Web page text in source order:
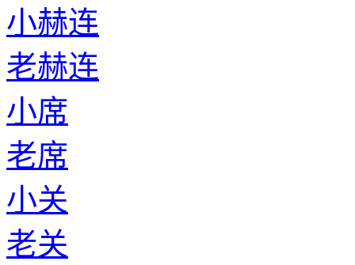
小赫连
老赫连
小席
老席
小关
老关